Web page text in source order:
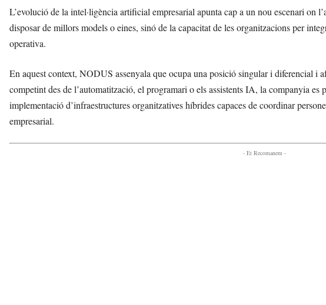
L’evolució de la intel·ligència artificial empresarial apunta cap a un nou escenari on
disposar de millors models o eines, sinó de la capacitat de les organitzacions per
operativa.
En aquest context, NODUS assenyala que ocupa una posició singular i diferencial i
competint des de l’automatització, el programari o els assistents IA, la companyia es
implementació d’infraestructures organitzatives híbrides capaces de coordinar
empresarial.
- Et Recomanem -